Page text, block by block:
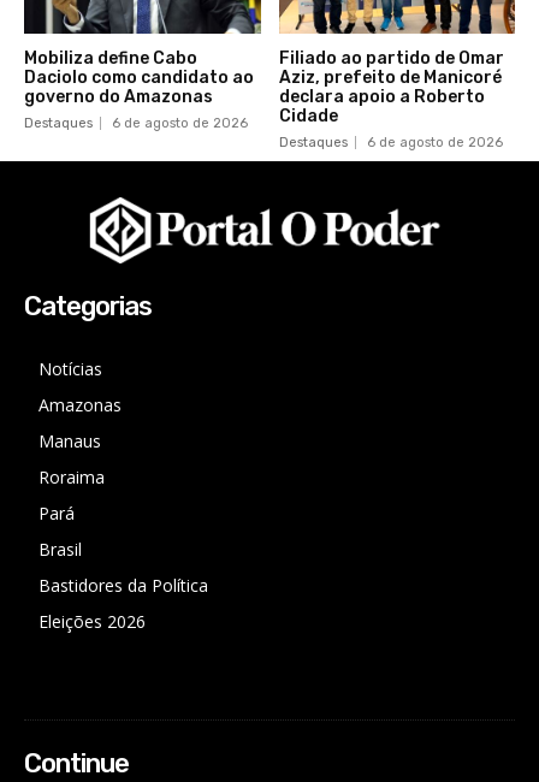
Mobiliza define Cabo
Daciolo como candidato ao
governo do Amazonas
Destaques 6 de agosto de 2026
Filiado ao partido de Omar
Aziz, prefeito de Manicoré
declara apoio a Roberto
Cidade
Destaques 6 de agosto de 2026
Categorias
Notícias
Amazonas
Manaus
Roraima
Pará
Brasil
Bastidores da Política
Eleições 2026
Continue